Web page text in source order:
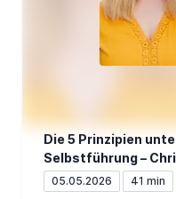
Die 5 Prinzipien
Selbstführung –
Interview
05.05.2026 41 min